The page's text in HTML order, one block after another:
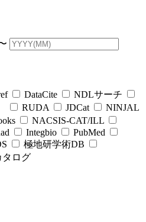
DataCite
NDLサーチ
RUDA JDCat
NINJAL
NACSIS-CAT/ILL
Integbio
PubMed
極地研学術DB
タログ